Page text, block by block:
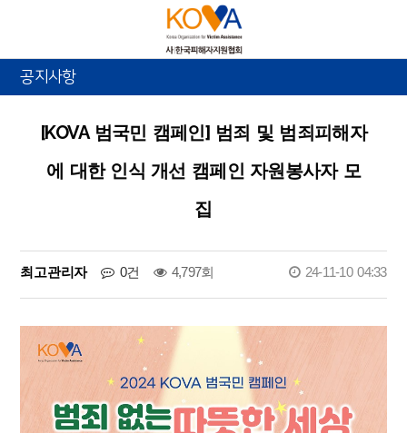
공지사항
[KOVA 범국민 캠페인] 범죄 및 범죄피해자
에 대한 인식 개선 캠페인 자원봉사자 모
집
최고관리자 0건 4,797회 24-11-10 04:33